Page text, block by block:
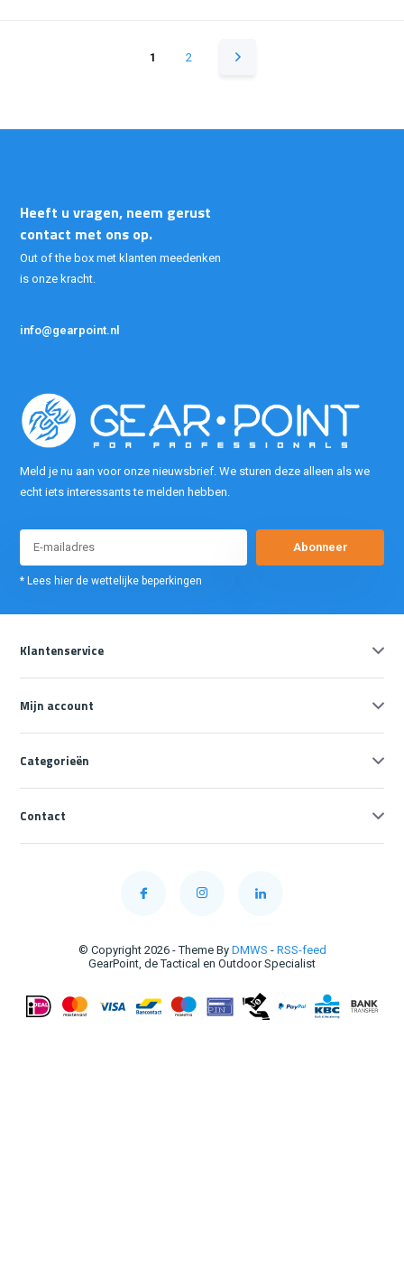
1 2
Heeft u vragen, neem gerust
contact met ons op.
Out of the box met klanten meedenken
is onze kracht.
info@gearpoint.nl
Meld je nu aan voor onze nieuwsbrief. We sturen deze alleen als we
echt iets interessants te melden hebben.
Abonneer
* Lees hier de wettelijke beperkingen
Klantenservice
Mijn account
Categorieën
Contact
© Copyright 2026 - Theme By DMWS - RSS-feed
GearPoint, de Tactical en Outdoor Specialist